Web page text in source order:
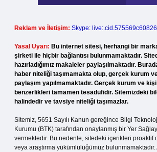
Reklam ve İletişim: Skype:
Yasal Uyarı: Bu internet sitesi, herhangi bir
şirketi ile hiçbir bağlantısı bulunmamaktadır.
hazırladığımız makaleler paylaşılmaktadır.
haber niteliği taşımamakta olup, gerçek kurum
paylaşım yapılmamaktadır. Gerçek kurum ve
benzerlikleri tamamen tesadüfidir. Sitemizdeki
halindedir ve tavsiye niteliği taşımazlar.
Sitemiz, 5651 Sayılı Kanun gereğince Bilgi
Kurumu (BTK) tarafından onaylanmış bir Yer
vermektedir. Bu nedenle, sitedeki içerikleri proaktif
veya araştırma yükümlülüğümüz